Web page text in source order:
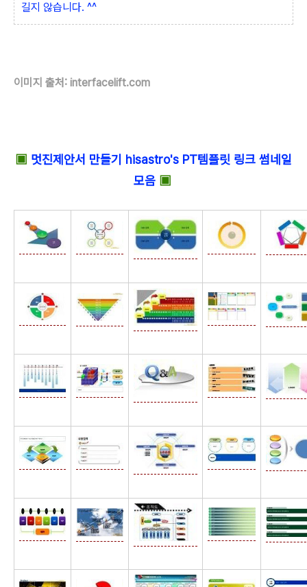
길지 않습니다. ^^
이미지 출처: interfacelift.com
▣ 멋진제안서 만들기 hisastro's PT템플릿 링크 썸네일
모음▣